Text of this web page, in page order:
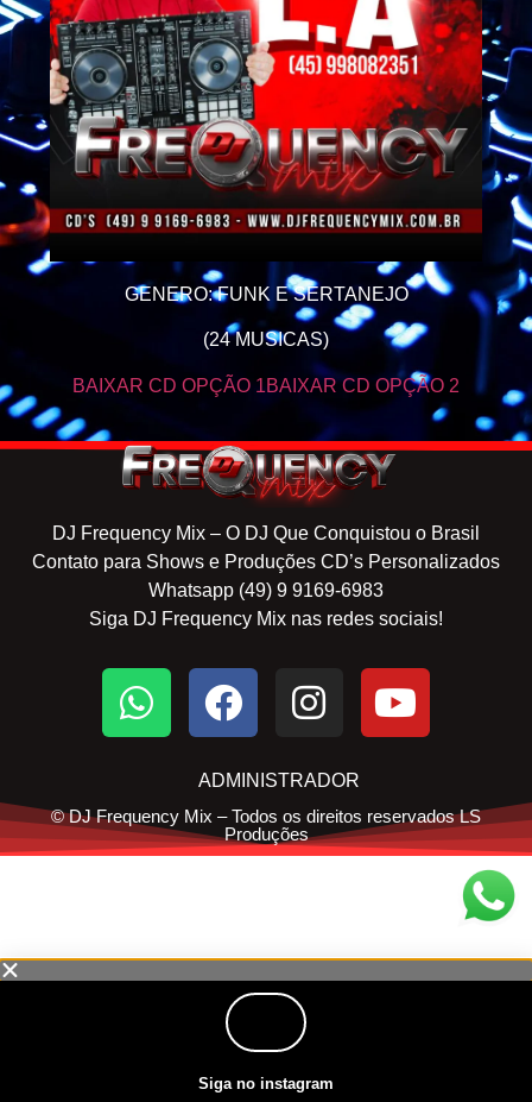
GENERO: FUNK E SERTANEJO
(24 MUSICAS)
BAIXAR CD OPÇÃO 1BAIXAR CD OPÇÃO 2
DJ Frequency Mix – O DJ Que Conquistou o Brasil
Contato para Shows e Produções CD’s Personalizados
Whatsapp (49) 9 9169-6983
Siga DJ Frequency Mix nas redes sociais!
ADMINISTRADOR
© DJ Frequency Mix – Todos os direitos reservados LS
Produções
Siga no instagram